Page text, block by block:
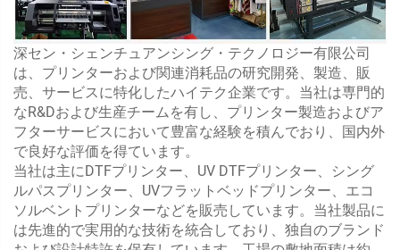
深セン・シェンチュアンシング・テクノロジー有限公司
は、プリンターおよび関連消耗品の研究開発、製造、販
売、サービスに特化したハイテク企業です。当社は専門的
なR&Dおよび生産チームを有し、プリンター製造およびア
フターサービスにおいて豊富な経験を積んでおり、国内外
で良好な評価を得ています。
当社は主にDTFプリンター、UV DTFプリンター、シング
ルパスプリンター、UVフラットベッドプリンター、エコ
ソルベントプリンターなどを販売しています。当社製品に
は先進的で実用的な技術を統合しており、独自のブランド